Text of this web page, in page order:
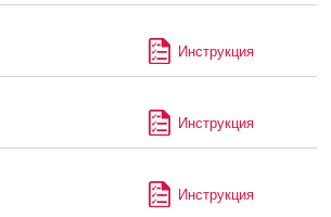
Инструкция
Инструкция
Инструкция